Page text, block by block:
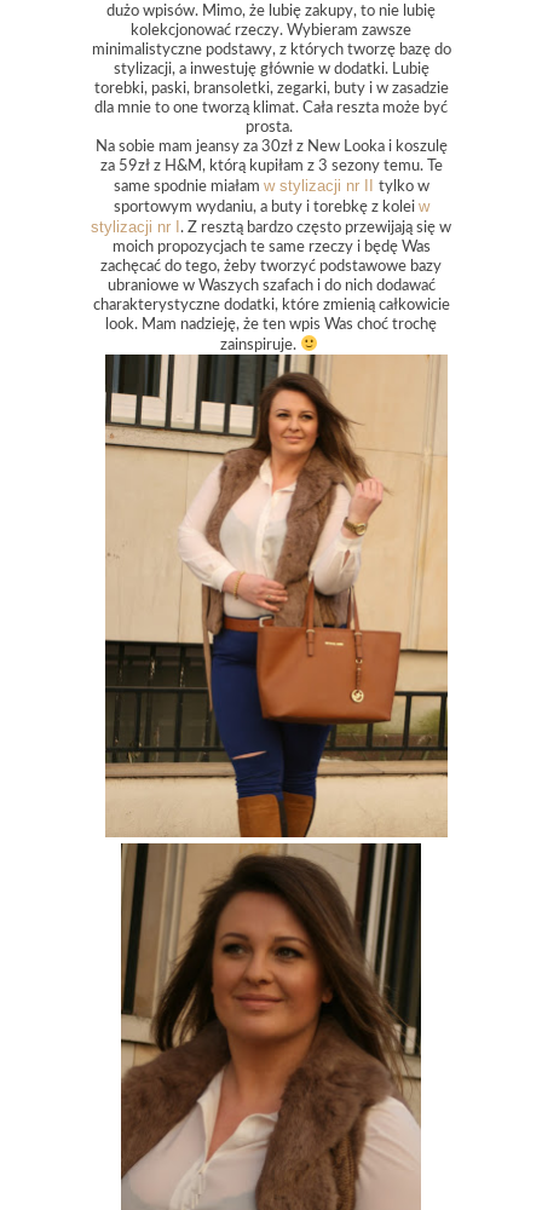
dużo wpisów. Mimo, że lubię zakupy, to nie lubię
kolekcjonować rzeczy. Wybieram zawsze
minimalistyczne podstawy, z których tworzę bazę do
stylizacji, a inwestuję głównie w dodatki. Lubię
torebki, paski, bransoletki, zegarki, buty i w zasadzie
dla mnie to one tworzą klimat. Cała reszta może być
prosta.
Na sobie mam jeansy za 30zł z New Looka i koszulę
za 59zł z H&M, którą kupiłam z 3 sezony temu. Te
same spodnie miałam w stylizacji nr II tylko w
sportowym wydaniu, a buty i torebkę z kolei w
stylizacji nr I. Z resztą bardzo często przewijają się w
moich propozycjach te same rzeczy i będę Was
zachęcać do tego, żeby tworzyć podstawowe bazy
ubraniowe w Waszych szafach i do nich dodawać
charakterystyczne dodatki, które zmienią całkowicie
look. Mam nadzieję, że ten wpis Was choć trochę
zainspiruje.